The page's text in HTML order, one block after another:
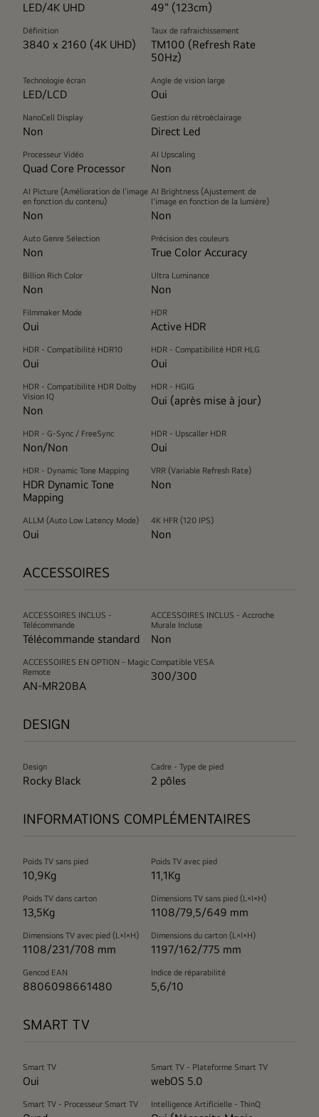
LED/4K UHD 49" (123cm)
Définition
3840 x 2160 (4K UHD)
Taux de rafraichissement
TM100 (Refresh Rate
50Hz)
Technologie écran
LED/LCD
Angle de vision large
Oui
NanoCell Display
Non
Gestion du rétroéclairage
Direct Led
Processeur Vidéo
Quad Core Processor
AI Upscaling
Non
AI Picture (Amélioration de l'image
en fonction du contenu)
Non
AI Brightness (Ajustement de
l'image en fonction de la lumière)
Non
Auto Genre Sélection
Non
Précision des couleurs
True Color Accuracy
Billion Rich Color
Non
Ultra Luminance
Non
Filmmaker Mode
Oui
HDR
Active HDR
HDR - Compatibilité HDR10
Oui
HDR - Compatibilité HDR HLG
Oui
HDR - Compatibilité HDR Dolby
Vision IQ
Non
HDR - HGIG
Oui (après mise à jour)
HDR - G-Sync / FreeSync
Non/Non
HDR - Upscaller HDR
Oui
HDR - Dynamic Tone Mapping
HDR Dynamic Tone
Mapping
VRR (Variable Refresh Rate)
Non
ALLM (Auto Low Latency Mode)
Oui
4K HFR (120 IPS)
Non
ACCESSOIRES
ACCESSOIRES INCLUS -
Télécommande
Télécommande standard
ACCESSOIRES INCLUS - Accroche
Murale Incluse
Non
ACCESSOIRES EN OPTION - Magic
Remote
AN-MR20BA
Compatible VESA
300/300
DESIGN
Design
Rocky Black
Cadre - Type de pied
2 pôles
INFORMATIONS COMPLÉMENTAIRES
Poids TV sans pied
10,9Kg
Poids TV avec pied
11,1Kg
Poids TV dans carton
13,5Kg
Dimensions TV sans pied (L×l×H)
1108/79,5/649 mm
Dimensions TV avec pied (L×l×H)
1108/231/708 mm
Dimensions du carton (L×l×H)
1197/162/775 mm
Gencod EAN
8806098661480
Indice de réparabilité
5,6/10
SMART TV
Smart TV
Oui
Smart TV - Plateforme Smart TV
webOS 5.0
Smart TV - Processeur Smart TV Intelligence Artificielle - ThinQ